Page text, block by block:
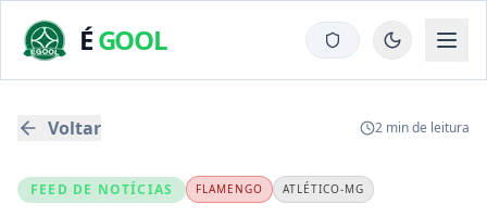
ÉGOOL
Voltar 2 min de leitura
FEED DE NOTÍCIAS FLAMENGO ATLÉTICO-MG